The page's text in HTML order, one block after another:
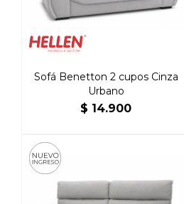
Sofá Benetton 2 cupos Cinza
Urbano
$ 14.900